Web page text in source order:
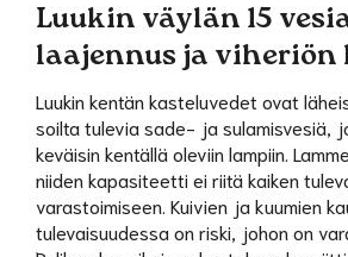
Luukin väylän 15
laajennus ja viheriön
Luukin kentän kasteluvedet ovat
soilta tulevia sade- ja sulamisvesiä,
keväisin kentällä oleviin lampiin.
niiden kapasiteetti ei riitä kaiken
varastoimiseen. Kuivien ja kuumien
tulevaisuudessa on riski, johon on